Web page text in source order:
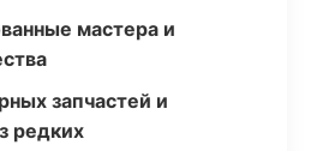
мастера и
запчастей и
редких